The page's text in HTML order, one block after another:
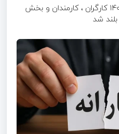
مبلغ و زمان واریز عیدی ۱۴۰۵ کارگران ، کارمندان و بخش
شد